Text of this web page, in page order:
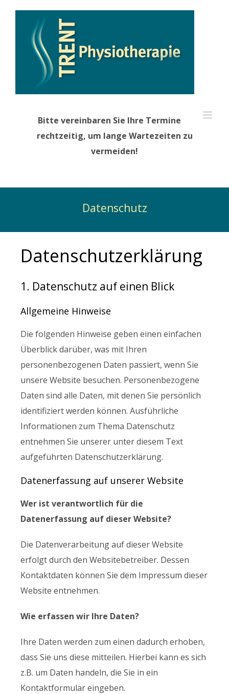
springen
Bitte vereinbaren Sie Ihre Termine
rechtzeitig, um lange Wartezeiten zu
vermeiden!
Datenschutz
Datenschutzerklärung
1. Datenschutz auf einen Blick
Allgemeine Hinweise
Die folgenden Hinweise geben einen einfachen
Überblick darüber, was mit Ihren
personenbezogenen Daten passiert, wenn Sie
unsere Website besuchen. Personenbezogene
Daten sind alle Daten, mit denen Sie persönlich
identifiziert werden können. Ausführliche
Informationen zum Thema Datenschutz
entnehmen Sie unserer unter diesem Text
aufgeführten Datenschutzerklärung.
Datenerfassung auf unserer Website
Wer ist verantwortlich für die
Datenerfassung auf dieser Website?
Die Datenverarbeitung auf dieser Website
erfolgt durch den Websitebetreiber. Dessen
Kontaktdaten können Sie dem Impressum dieser
Website entnehmen.
Wie erfassen wir Ihre Daten?
Ihre Daten werden zum einen dadurch erhoben,
dass Sie uns diese mitteilen. Hierbei kann es sich
z.B. um Daten handeln, die Sie in ein
Kontaktformular eingeben.